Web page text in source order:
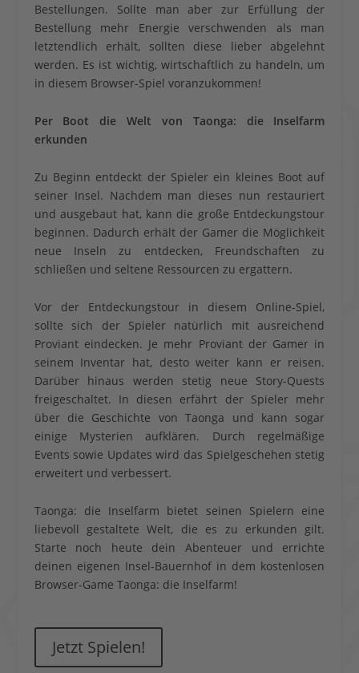
Bestellungen. Sollte man aber zur Erfüllung der
Bestellung mehr Energie verschwenden als man
letztendlich erhält, sollten diese lieber abgelehnt
werden. Es ist wichtig, wirtschaftlich zu handeln, um
in diesem Browser-Spiel voranzukommen!
Per Boot die Welt von Taonga: die Inselfarm
erkunden
Zu Beginn entdeckt der Spieler ein kleines Boot auf
seiner Insel. Nachdem man dieses nun restauriert
und ausgebaut hat, kann die große Entdeckungstour
beginnen. Dadurch erhält der Gamer die Möglichkeit
neue Inseln zu entdecken, Freundschaften zu
schließen und seltene Ressourcen zu ergattern.
Vor der Entdeckungstour in diesem Online-Spiel,
sollte sich der Spieler natürlich mit ausreichend
Proviant eindecken. Je mehr Proviant der Gamer in
seinem Inventar hat, desto weiter kann er reisen.
Darüber hinaus werden stetig neue Story-Quests
freigeschaltet. In diesen erfährt der Spieler mehr
über die Geschichte von Taonga und kann sogar
einige Mysterien aufklären. Durch regelmäßige
Events sowie Updates wird das Spielgeschehen stetig
erweitert und verbessert.
Taonga: die Inselfarm bietet seinen Spielern eine
liebevoll gestaltete Welt, die es zu erkunden gilt.
Starte noch heute dein Abenteuer und errichte
deinen eigenen Insel-Bauernhof in dem kostenlosen
Browser-Game Taonga: die Inselfarm!
Jetzt Spielen!